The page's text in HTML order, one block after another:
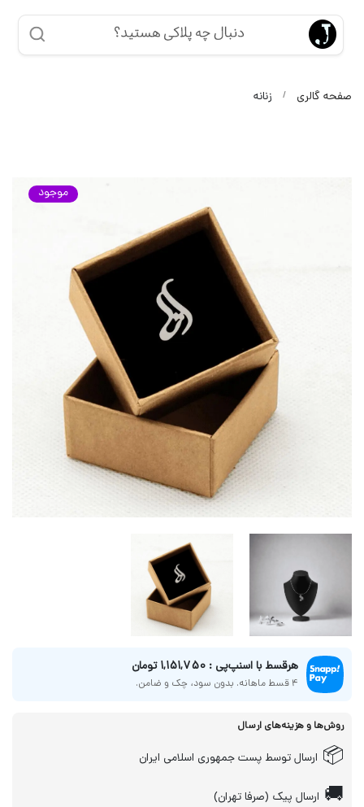
صفحه گالری زنانه
موجود
موجود
هر‌قسط با اسنپ‌پی : 1,151,750 تومان
4 قسط ماهانه. بدون سود، چک و ضامن.
روش‌ها و هزینه‌های ارسال
📦 ارسال توسط پست جمهوری اسلامی ایران
🚚 ارسال پیک (صرفا تهران)